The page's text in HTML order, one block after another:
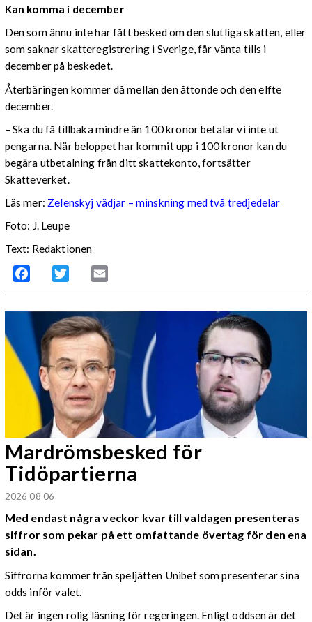
Kan komma i december
Den som ännu inte har fått besked om den slutliga skatten, eller
som saknar skatteregistrering i Sverige, får vänta tills i
december på beskedet.
Återbäringen kommer då mellan den åttonde och den elfte
december.
– Ska du få tillbaka mindre än 100 kronor betalar vi inte ut
pengarna. När beloppet har kommit upp i 100 kronor kan du
begära utbetalning från ditt skattekonto, fortsätter
Skatteverket.
Läs mer: Zelenskyj vädjar – minskning med två tredjedelar
Foto: J. Leupe
Text: Redaktionen
Facebook Twitter
Mardrömsbesked för
Tidöpartierna
2026 08 06
Med endast några veckor kvar till valdagen presenteras
siffror som pekar på ett omfattande övertag för den ena
sidan.
Siffrorna kommer från speljätten Unibet som presenterar sina
odds inför valet.
Det är ingen rolig läsning för regeringen. Enligt oddsen är det